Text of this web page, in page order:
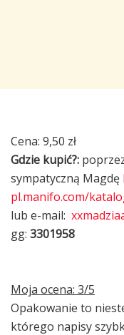
Cena: 9,50 zł
Gdzie kupić?:
sympatyczną Magdę
pl.manifo.com/
lub e-mail:
gg: 3301958
Moja ocena: 3/5
Opakowanie to
którego napisy